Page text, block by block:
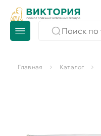
Главная Каталог